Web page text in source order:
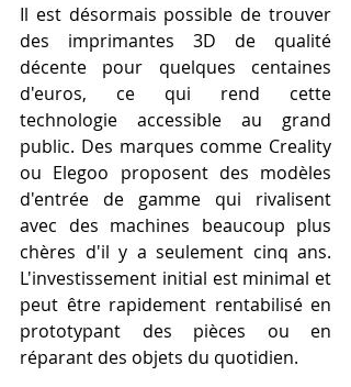
Il est désormais possible de trouver
des imprimantes 3D de qualité
décente pour quelques centaines
d'euros, ce qui rend cette
technologie accessible au grand
public. Des marques comme Creality
ou Elegoo proposent des modèles
d'entrée de gamme qui rivalisent
avec des machines beaucoup plus
chères d'il y a seulement cinq ans.
L'investissement initial est minimal et
peut être rapidement rentabilisé en
prototypant des pièces ou en
réparant des objets du quotidien.